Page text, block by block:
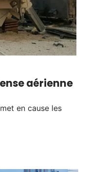
aérienne
en cause les